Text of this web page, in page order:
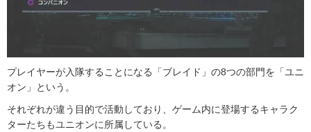
プレイヤーが入隊することになる「ブレイド」の8つの部門を「ユニ
オン」という。
それぞれが違う目的で活動しており、ゲーム内に登場するキャラク
ターたちもユニオンに所属している。